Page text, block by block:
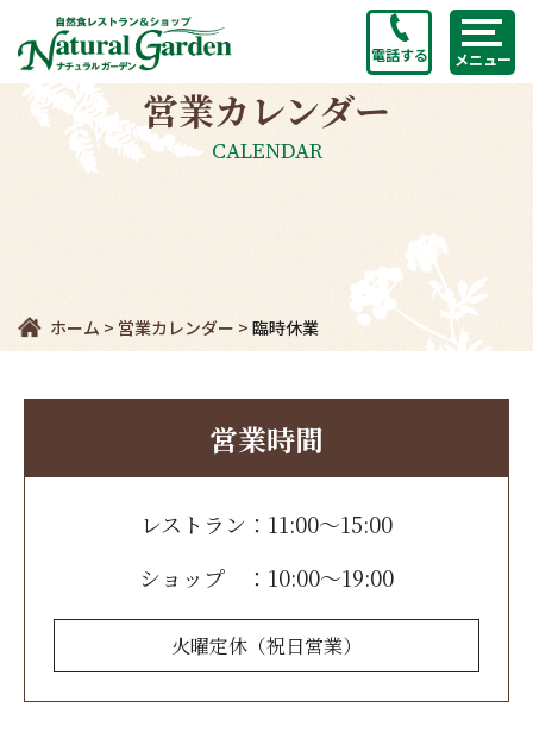
お問い合わせ
電話する メニュー
営業カレンダー
CALENDAR
ホーム > 営業カレンダー > 臨時休業
営業時間
レストラン：11:00～15:00
ショップ ：10:00～19:00
火曜定休 （祝日営業）